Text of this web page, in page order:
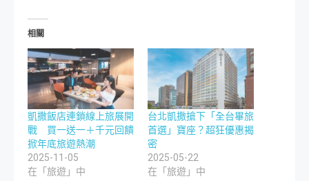
相關
凱撒飯店連鎖線上旅展開
戰 買一送一＋千元回饋
掀年底旅遊熱潮
2025-11-05
在「旅遊」中
台北凱撒搶下「全台畢旅
首選」寶座？超狂優惠揭
密
2025-05-22
在「旅遊」中